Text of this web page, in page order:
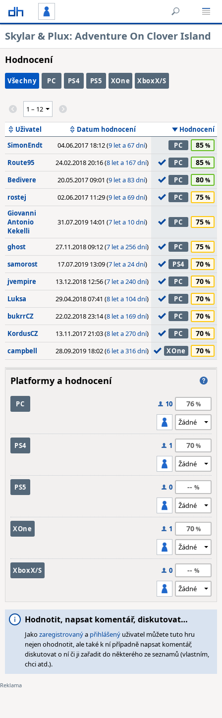
Skylar & Plux: Adventure On Clover Island
Hodnocení
Všechny PC PS4 PS5 XOne XboxX/S
Uživatel Datum hodnocení
Hodnocení
SimonEndt
04.06.2017 18:12 (9 let a 67 dní) PC 85
Route95 24.02.2018 20:16 (8 let a 167 dní) PC 85
Bedivere 20.05.2017 09:01 (9 let a 83 dní) PC 80
rostej 02.06.2017 11:29 (9 let a 69 dní) PC 75
Giovanni
Antonio
Kekelli
31.07.2019 14:01 (7 let a 10 dní) PC 75
ghost 27.11.2018 09:12 (7 let a 256 dní) PC 75
samorost 17.07.2019 13:09 (7 let a 24 dní) PS4 70
jvempire 13.12.2018 12:56 (7 let a 240 dní) PC 70
Luksa 29.04.2018 07:41 (8 let a 104 dní) PC 70
bukrrCZ 22.02.2018 23:14 (8 let a 169 dní) PC 70
KordusCZ 13.11.2017 21:03 (8 let a 270 dní) PC 70
campbell 28.09.2019 18:02 (6 let a 316 dní) XOne 70
Platformy a hodnocení
PC 10 76
PS4 1 70
PS5 0 --
XOne 1 70
XboxX/S 0 --
Hodnotit, napsat komentář, diskutovat…
Jakozaregistrovanýa přihlášený uživatel můžete tuto hru
nejen ohodnotit, ale také k ní případně napsat komentář,
diskutovat o ní či ji zařadit do některého ze seznamů (vlastním,
chci atd.).